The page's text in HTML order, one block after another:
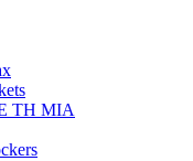
ΤΗ ΜΙΑ